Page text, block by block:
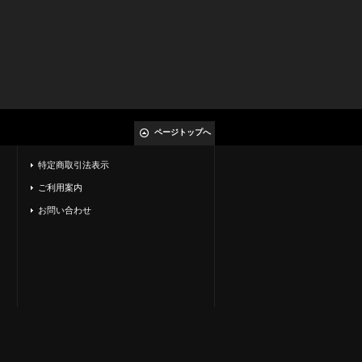
ページトップへ
特定商取引法表示
ご利用案内
お問い合わせ